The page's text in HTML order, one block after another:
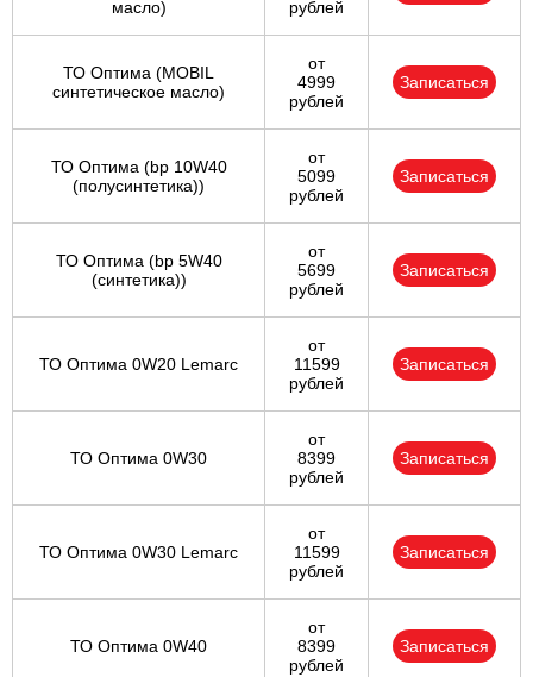
масло)
рублей
ТО Оптима (MOBIL
синтетическое масло)
от
4999
рублей
Записаться
ТО Оптима (bp 10W40
(полусинтетика))
от
5099
рублей
Записаться
ТО Оптима (bp 5W40
(синтетика))
от
5699
рублей
Записаться
ТО Оптима 0W20 Lemarc
от
11599
рублей
Записаться
ТО Оптима 0W30
от
8399
рублей
Записаться
ТО Оптима 0W30 Lemarc
от
11599
рублей
Записаться
ТО Оптима 0W40
от
8399
рублей
Записаться